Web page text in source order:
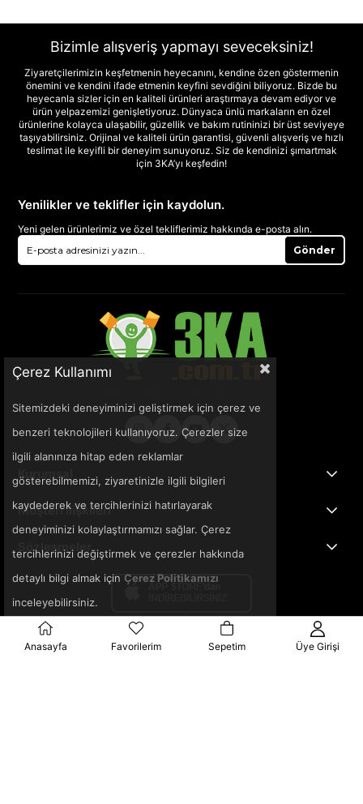
Bizimle alışveriş yapmayı seveceksiniz!
Ziyaretçilerimizin keşfetmenin heyecanını, kendine özen göstermenin
önemini ve kendini ifade etmenin keyfini sevdiğini biliyoruz. Bizde bu
heyecanla sizler için en kaliteli ürünleri araştırmaya devam ediyor ve
ürün yelpazemizi genişletiyoruz. Dünyaca ünlü markaların en özel
ürünlerine kolayca ulaşabilir, güzellik ve bakım rutininizi bir üst seviyeye
taşıyabilirsiniz. Orijinal ve kaliteli ürün garantisi, güvenli alışveriş ve hızlı
teslimat ile keyifli bir deneyim sunuyoruz. Siz de kendinizi şımartmak
için 3KA’yı keşfedin!
Yenilikler ve teklifler için kaydolun.
Yeni gelen ürünlerimiz ve özel tekliflerimiz hakkında e-posta alın.
Gönder
Kurumsal
Müşteri İlişkileri
Sözleşmeler
Çerez Kullanımı
Sitemizdeki deneyiminizi geliştirmek için çerez ve
benzeri teknolojileri kullanıyoruz. Çerezler size
ilgili alanınıza hitap eden reklamlar
gösterebilmemizi, ziyaretinizle ilgili bilgileri
kaydederek ve tercihlerinizi hatırlayarak
deneyiminizi kolaylaştırmamızı sağlar. Çerez
tercihlerinizi değiştirmek ve çerezler hakkında
detaylı bilgi almak için Çerez Politikamızı
inceleyebilirsiniz.
Anasayfa Favorilerim Sepetim Üye Girişi